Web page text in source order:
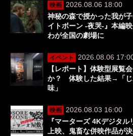
映画
2026.08.06 18:00
神秘の森で授かった我が
イトボーン -夜哭-』本編
わが全国の劇場に
イベント
2026.08.06
【レポート】体験型展覧
か？ 体験した結果→「じ
味」
映画
2026.08.03 16:00
『マーターズ 4Kデジタ
上映、鬼畜な併映作品が